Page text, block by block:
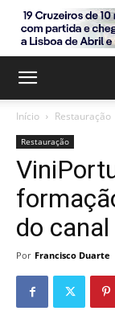
Início Restauração
Restauração
do
Por Francisco Duarte